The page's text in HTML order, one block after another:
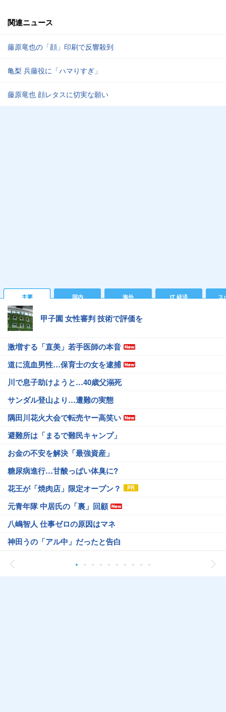
関連ニュース
藤原竜也の「顔」印刷で反響殺到
亀梨 兵藤役に「ハマりすぎ」
藤原竜也 顔レタスに切実な願い
主要 国内 海外 IT 経済 ス
甲子園 女性審判 技術で評価を
激増する「直美」若手医師の本音
道に流血男性…保育士の女を逮捕
川で息子助けようと…40歳父溺死
サンダル登山より…遭難の実態
隅田川花火大会で転売ヤー高笑い
避難所は「まるで難民キャンプ」
お金の不安を解決「最強資産」
糖尿病進行…甘酸っぱい体臭に?
花王が「焼肉店」限定オープン？
元青年隊 中居氏の「裏」回顧
八嶋智人 仕事ゼロの原因はマネ
神田うの「アル中」だったと告白